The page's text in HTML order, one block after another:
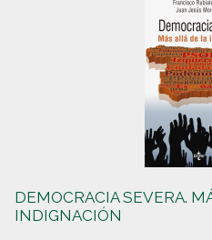
DEMOCRACIA SEVERA.
INDIGNACIÓN